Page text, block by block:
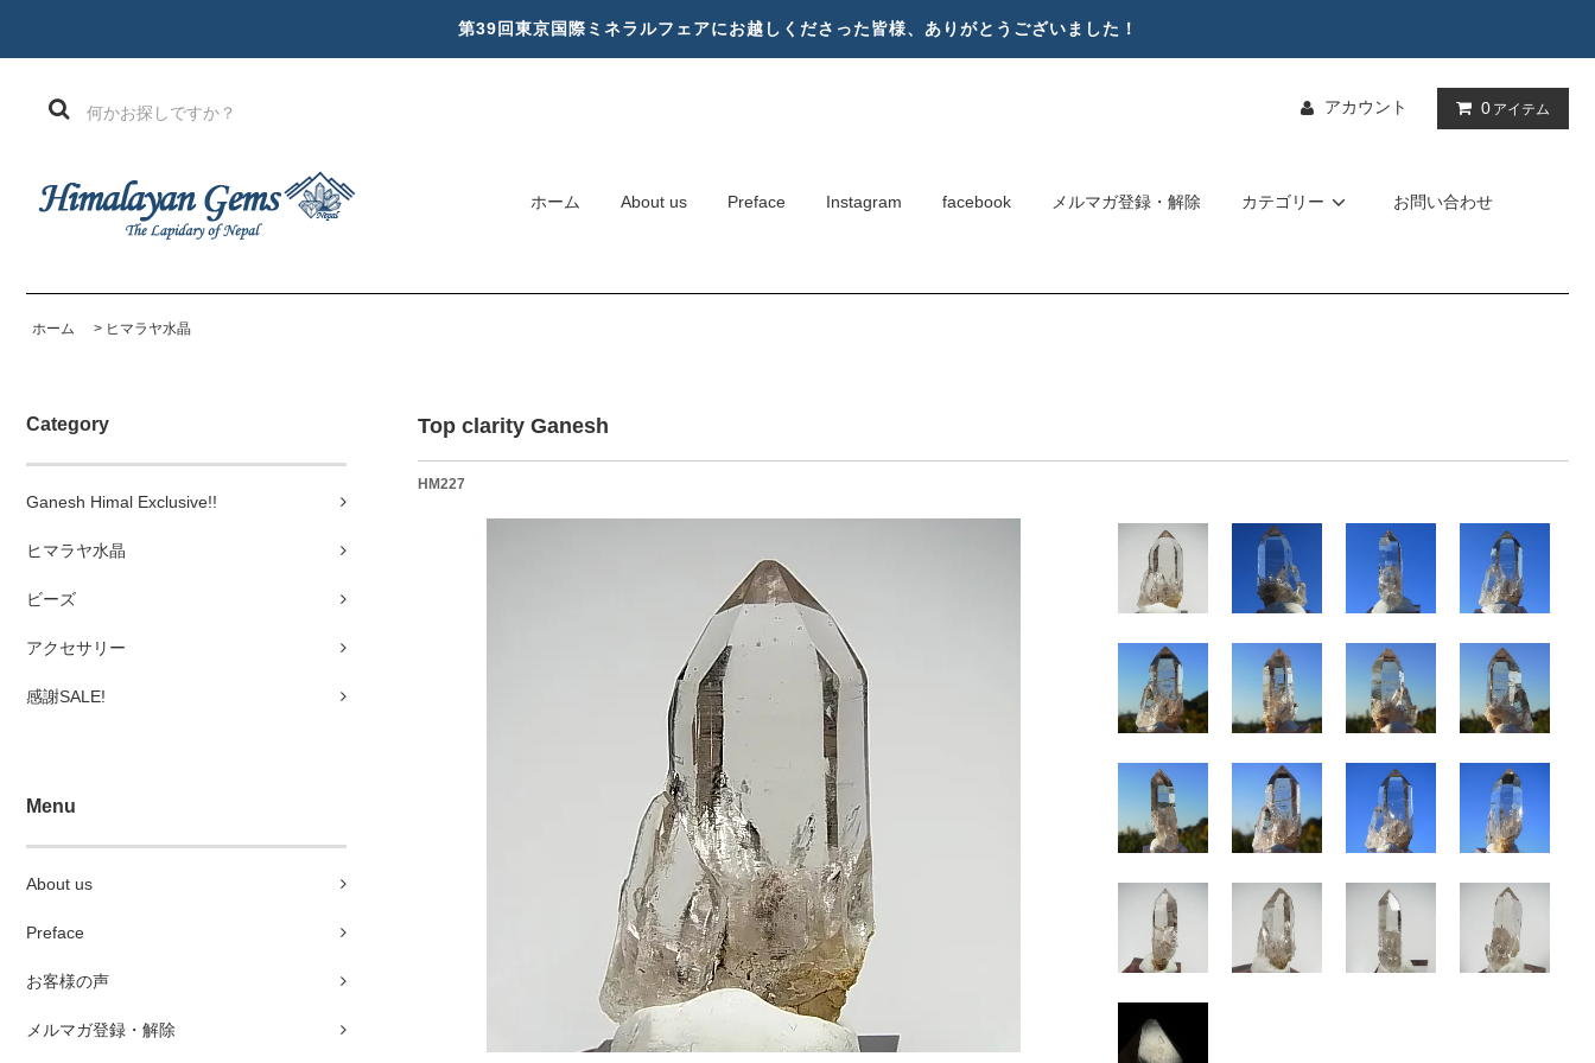
第39回東京国際ミネラルフェアにお越しくださった皆様、ありがとうございました！
アカウント 0 アイテム
ホーム About us Preface Instagram facebook メルマガ登録・解除 カテゴリー お問い合わせ
ホーム > ヒマラヤ水晶
Category
Ganesh Himal Exclusive!!
ヒマラヤ水晶
ビーズ
アクセサリー
感謝SALE!
Menu
About us
Preface
お客様の声
メルマガ登録・解除
Top clarity Ganesh
HM227